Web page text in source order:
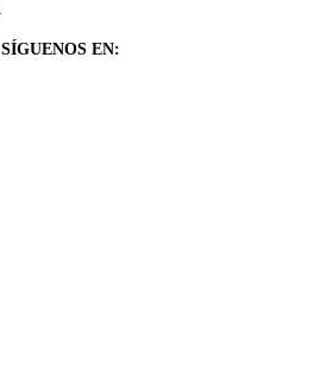
SÍGUENOS EN: